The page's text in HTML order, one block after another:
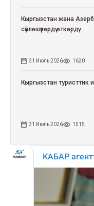
Кыргызстан жана
сүйлөшүүлөрдү өткөрдү
31 Июль 2026 1620
Кыргызстан туристтик
31 Июль 2026 1515